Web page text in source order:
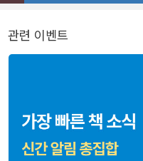
관련 이벤트